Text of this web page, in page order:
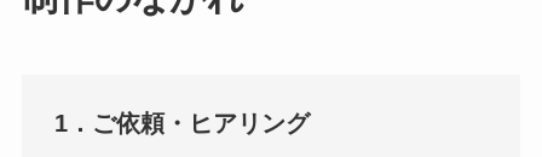
1．ご依頼・ヒアリング